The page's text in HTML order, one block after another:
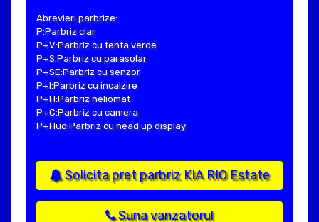
Abrevieri parbrize:
P:Parbriz clar
P+V:Parbriz cu tenta verde
P+S:Parbriz cu parasolar
P+SE:Parbriz cu senzor
P+I:Parbriz cu incalzire
P+H:Parbriz heliomat
P+C:Parbriz cu camera
P+Hud:Parbriz cu head up display
Solicita pret parbriz KIA RIO Estate
Suna vanzatorul